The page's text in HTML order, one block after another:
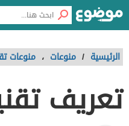
الرئيسية / منوعات ، منوعات
تعريف